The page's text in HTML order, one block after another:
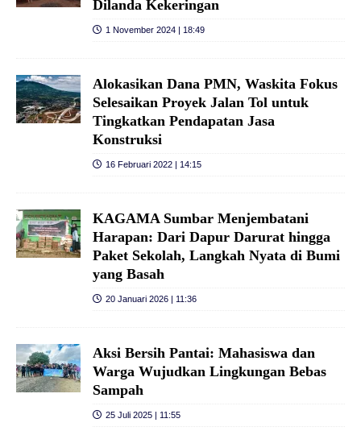
Dilanda Kekeringan
1 November 2024 | 18:49
Alokasikan Dana PMN, Waskita Fokus
Selesaikan Proyek Jalan Tol untuk
Tingkatkan Pendapatan Jasa
Konstruksi
16 Februari 2022 | 14:15
KAGAMA Sumbar Menjembatani
Harapan: Dari Dapur Darurat hingga
Paket Sekolah, Langkah Nyata di Bumi
yang Basah
20 Januari 2026 | 11:36
Aksi Bersih Pantai: Mahasiswa dan
Warga Wujudkan Lingkungan Bebas
Sampah
25 Juli 2025 | 11:55